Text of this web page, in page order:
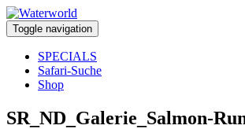
Toggle navigation
SPECIALS
Safari-Suche
Shop
SR_ND_Galerie_Salmon-